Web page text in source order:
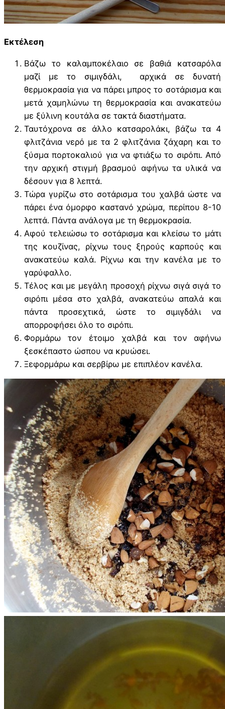
Εκτέλεση
Βάζω το καλαμποκέλαιο σε βαθιά κατσαρόλα
μαζί με το σιμιγδάλι, αρχικά σε δυνατή
θερμοκρασία για να πάρει μπρος το σοτάρισμα και
μετά χαμηλώνω τη θερμοκρασία και ανακατεύω
με ξύλινη κουτάλα σε τακτά διαστήματα.
Ταυτόχρονα σε άλλο κατσαρολάκι, βάζω τα 4
φλιτζάνια νερό με τα 2 φλιτζάνια ζάχαρη και το
ξύσμα πορτοκαλιού για να φτιάξω το σιρόπι. Από
την αρχική στιγμή βρασμού αφήνω τα υλικά να
δέσουν για 8 λεπτά.
Τώρα γυρίζω στο σοτάρισμα του χαλβά ώστε να
πάρει ένα όμορφο καστανό χρώμα, περίπου 8-10
λεπτά. Πάντα ανάλογα με τη θερμοκρασία.
Αφού τελειώσω το σοτάρισμα και κλείσω το μάτι
της κουζίνας, ρίχνω τους ξηρούς καρπούς και
ανακατεύω καλά. Ρίχνω και την κανέλα με το
γαρύφαλλο.
Τέλος και με μεγάλη προσοχή ρίχνω σιγά σιγά το
σιρόπι μέσα στο χαλβά, ανακατεύω απαλά και
πάντα προσεχτικά, ώστε το σιμιγδάλι να
απορροφήσει όλο το σιρόπι.
Φορμάρω τον έτοιμο χαλβά και τον αφήνω
ξεσκέπαστο ώσπου να κρυώσει.
Ξεφορμάρω και σερβίρω με επιπλέον κανέλα.